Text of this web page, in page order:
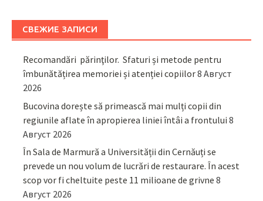
СВЕЖИЕ ЗАПИСИ
Recomandări părinţilor. Sfaturi și metode pentru
îmbunătățirea memoriei și atenției copiilor8 Август
2026
Bucovina dorește să primească mai mulți copii din
regiunile aflate în apropierea liniei întâi a frontului 8
Август 2026
În Sala de Marmură a Universității din Cernăuți se
prevede un nou volum de lucrări de restaurare. În acest
scop vor fi cheltuite peste 11 milioane de grivne 8
Август 2026